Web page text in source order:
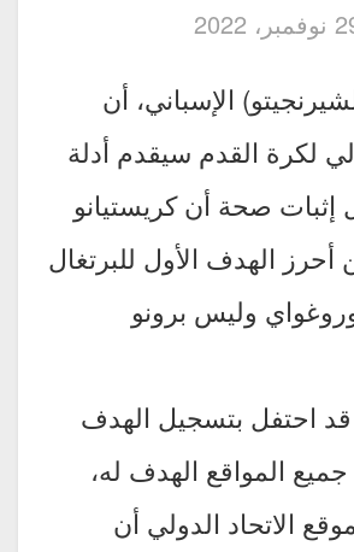
2022
الإسباني، أن
لكرة القدم سيقدم أدلة
إثبات صحة أن كريستيانو
أحرز الهدف الأول للبرتغال
وليس برونو
قد احتفل بتسجيل الهدف
المواقع الهدف له،
الاتحاد الدولي أن